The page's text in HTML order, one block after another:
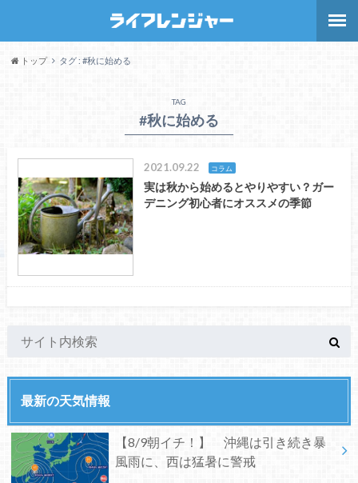
トップ タグ : #秋に始める
TAG
#秋に始める
2021.09.22 コラム
実は秋から始めるとやりやすい？ガー
デニング初心者にオススメの季節
最新の天気情報
【8/9朝イチ！】 沖縄は引き続き暴
風雨に、西は猛暑に警戒